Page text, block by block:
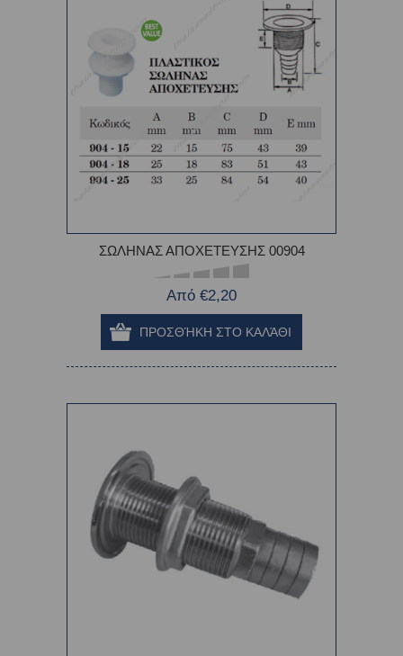
ΣΩΛΗΝΑΣ ΑΠΟΧΕΤΕΥΣΗΣ 00904
Από €2,20